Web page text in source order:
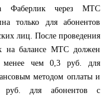
Фаберлик через МТС
только для абонентов
лиц. После проведения
на балансе МТС должен
менее чем 0,3 руб. для
методом оплаты и
для абонентов с